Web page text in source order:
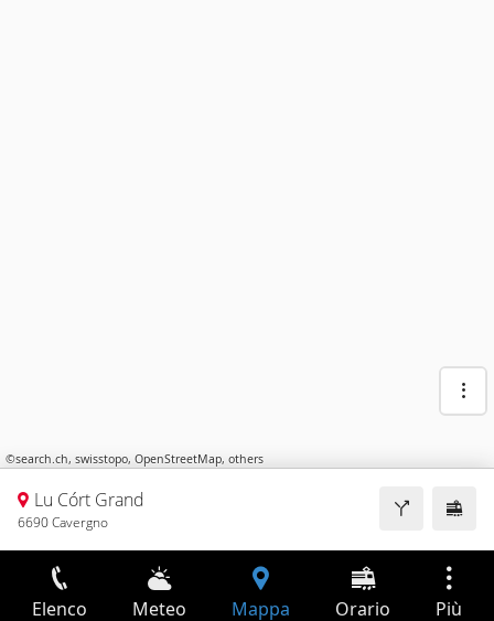
©search.ch, swisstopo, OpenStreetMap, others
Lu Córt Grand
6690 Cavergno
Elenco Meteo Mappa Orario Più